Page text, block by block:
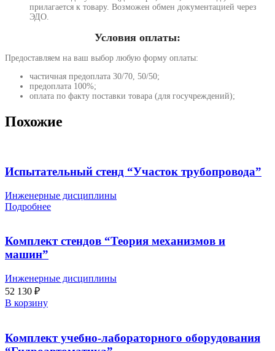
прилагается к товару. Возможен обмен документацией через
ЭДО.
Условия оплаты:
Предоставляем на ваш выбор любую форму оплаты:
частичная предоплата 30/70, 50/50;
предоплата 100%;
оплата по факту поставки товара (для госучреждений);
Похожие
Испытательный стенд “Участок трубопровода”
Инженерные дисциплины
Подробнее
Комплект стендов “Теория механизмов и
машин”
Инженерные дисциплины
52 130 ₽
В корзину
Комплект учебно-лабораторного оборудования